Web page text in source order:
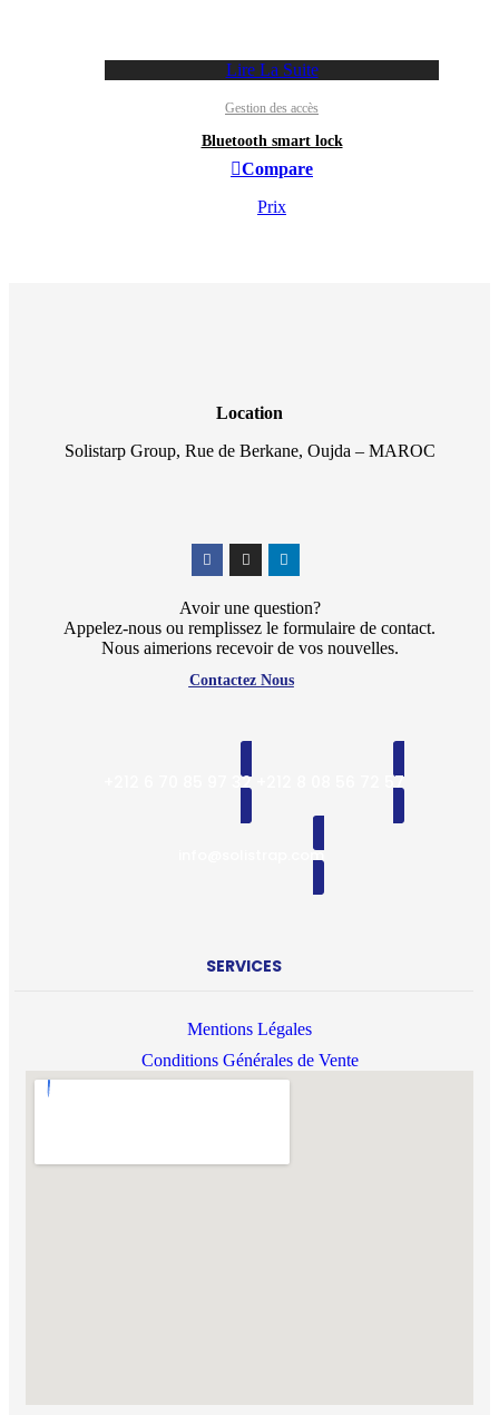
Lire La Suite
Gestion des accès
Bluetooth smart lock
Compare
Prix
Location
Solistarp Group, Rue de Berkane, Oujda – MAROC
Avoir une question?
Appelez-nous ou remplissez le formulaire de contact.
Nous aimerions recevoir de vos nouvelles.
Contactez Nous
+212 6 70 85 97 32 +212 8 08 56 72 57
info@solistrap.com
SERVICES
Mentions Légales
Conditions Générales de Vente